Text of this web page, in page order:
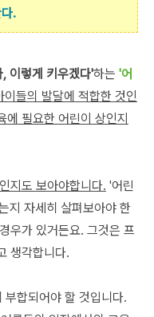
.
이렇게 키우겠다'하는 '어
이들의 발달에 적합한 것인
필요한 어린이 상인지
지도 보아야합니다. '어린
지 자세히 살펴보아야 한
우가 있거든요. 그것은 프
생각합니다.
합되어야 할 것입니다.